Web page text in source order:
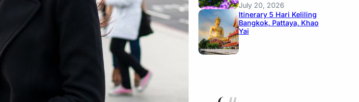
July 20, 2026
Itinerary 5 Hari Keliling
Bangkok, Pattaya, Khao
Yai